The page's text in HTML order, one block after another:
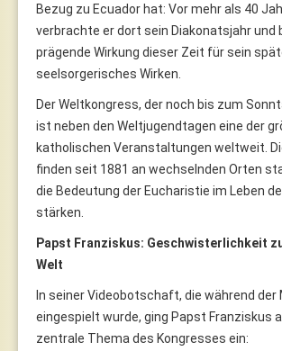
Bezug zu Ecuador hat: Vor mehr als 40
verbrachte er dort sein Diakonatsjahr und
prägende Wirkung dieser Zeit für sein
seelsorgerisches Wirken.
Der Weltkongress, der noch bis zum
ist neben den Weltjugendtagen eine der
katholischen Veranstaltungen weltweit.
finden seit 1881 an wechselnden Orten
die Bedeutung der Eucharistie im Leben
stärken.
Papst Franziskus: Geschwisterlichkeit
Welt
In seiner Videobotschaft, die während der
eingespielt wurde, ging Papst Franziskus
zentrale Thema des Kongresses ein: